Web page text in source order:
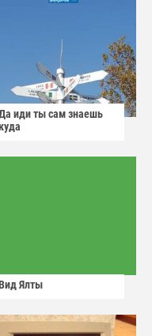
иди ты сам знаешь
Ялты